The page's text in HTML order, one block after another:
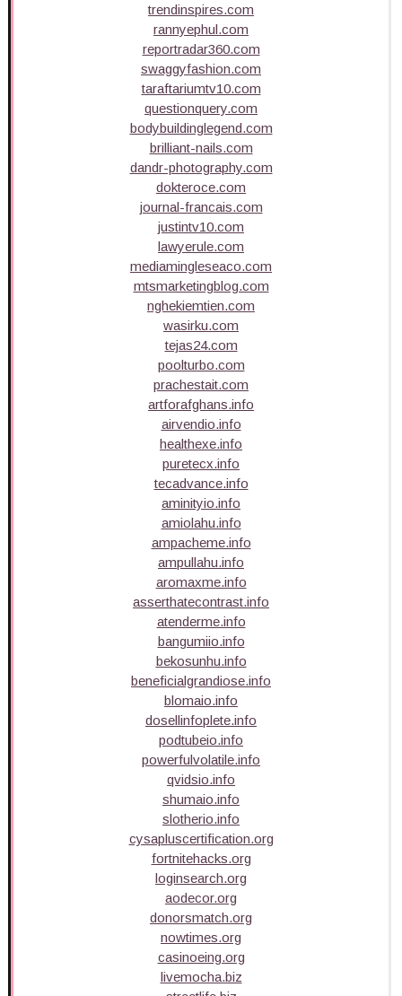
trendinspires.com
rannyephul.com
reportradar360.com
swaggyfashion.com
taraftariumtv10.com
questionquery.com
bodybuildinglegend.com
brilliant-nails.com
dandr-photography.com
dokteroce.com
journal-francais.com
justintv10.com
lawyerule.com
mediamingleseaco.com
mtsmarketingblog.com
nghekiemtien.com
wasirku.com
tejas24.com
poolturbo.com
prachestait.com
artforafghans.info
airvendio.info
healthexe.info
puretecx.info
tecadvance.info
aminityio.info
amiolahu.info
ampacheme.info
ampullahu.info
aromaxme.info
asserthatecontrast.info
atenderme.info
bangumiio.info
bekosunhu.info
beneficialgrandiose.info
blomaio.info
dosellinfoplete.info
podtubeio.info
powerfulvolatile.info
qvidsio.info
shumaio.info
slotherio.info
cysapluscertification.org
fortnitehacks.org
loginsearch.org
aodecor.org
donorsmatch.org
nowtimes.org
casinoeing.org
livemocha.biz